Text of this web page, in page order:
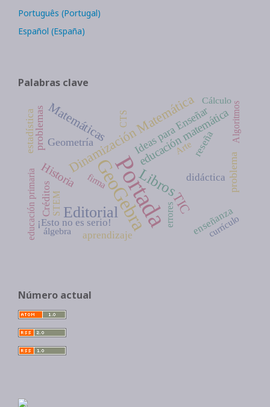
Português (Portugal)
Español (España)
Palabras clave
Portada
GeoGebra
Editorial
Libros
TIC
Dinamización Matemática
Matemáticas educación matemática
Historia problema
Geometría Ideas para Enseñar
problemas
estadística
¡Esto no es serio!
reseña
Créditos
aprendizaje
didáctica
enseñanza
educación primaria STEM
álgebra
errores
firma
Arte
currículo
CálculoAlgoritmos
CTS
Número actual